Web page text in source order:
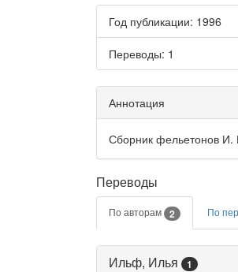
Год публикации: 1996
Переводы: 1
Аннотация
Сборник фельетонов И.
Переводы
По авторам 2 По
Ильф, Илья 1